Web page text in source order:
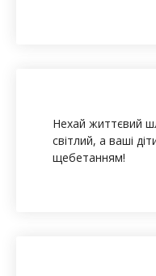
Нехай життєвий
світлий, а ваші
щебетанням!